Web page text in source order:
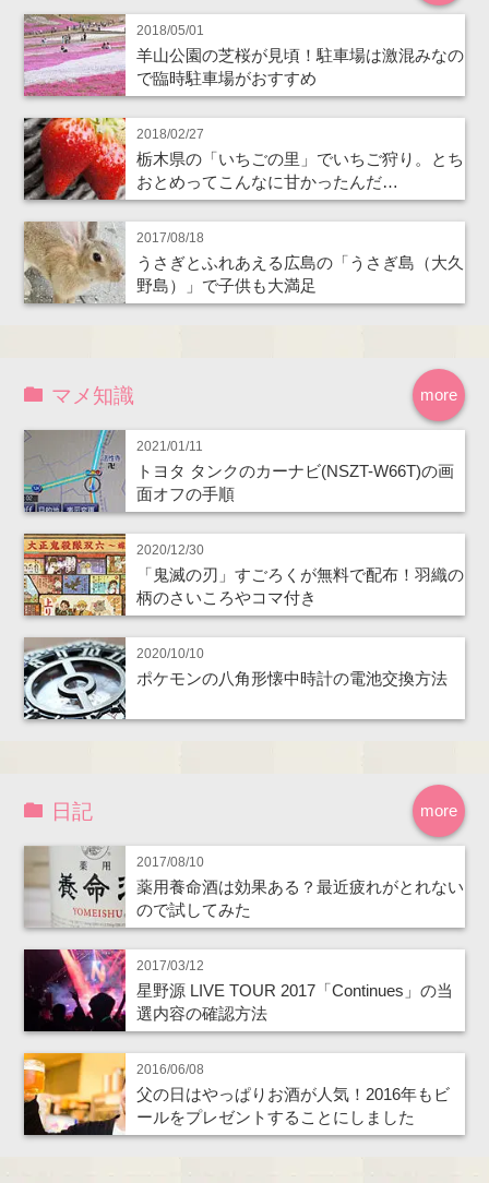
2018/05/01
羊山公園の芝桜が見頃！駐車場は激混みなの
で臨時駐車場がおすすめ
2018/02/27
栃木県の「いちごの里」でいちご狩り。とち
おとめってこんなに甘かったんだ…
2017/08/18
うさぎとふれあえる広島の「うさぎ島（大久
野島）」で子供も大満足
more
マメ知識
2021/01/11
トヨタ タンクのカーナビ(NSZT-W66T)の画
面オフの手順
2020/12/30
「鬼滅の刃」すごろくが無料で配布！羽織の
柄のさいころやコマ付き
2020/10/10
ポケモンの八角形懐中時計の電池交換方法
more
日記
2017/08/10
薬用養命酒は効果ある？最近疲れがとれない
ので試してみた
2017/03/12
星野源 LIVE TOUR 2017「Continues」の当
選内容の確認方法
2016/06/08
父の日はやっぱりお酒が人気！2016年もビ
ールをプレゼントすることにしました